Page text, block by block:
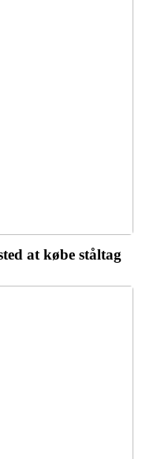
at købe ståltag